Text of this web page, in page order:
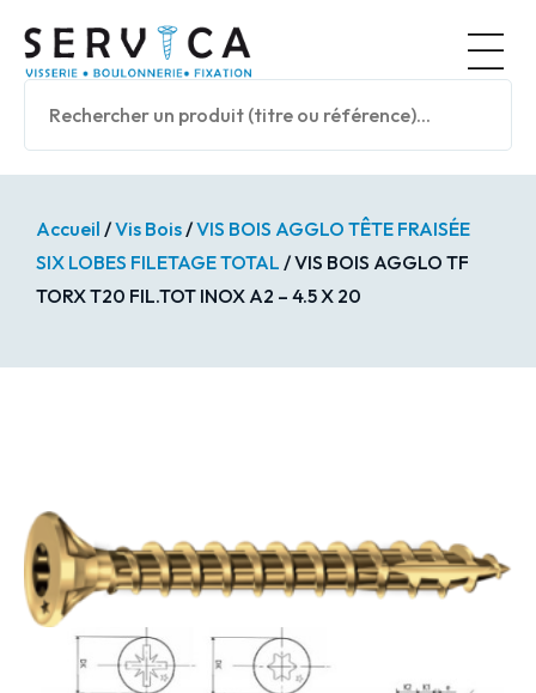
Accueil /Vis Bois/VIS BOIS AGGLO TÊTE FRAISÉE
SIX LOBES FILETAGE TOTAL / VIS BOIS AGGLO TF
TORX T20 FIL.TOT INOX A2 – 4.5 X 20